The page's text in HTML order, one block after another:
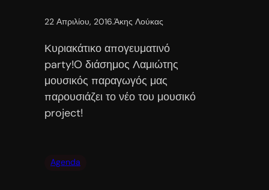
22 Απριλίου, 2016.Άκης Λούκας
Κυριακάτικο απογευματινό
party!O διάσημος Λαμιώτης
μουσικός παραγωγός μας
παρουσιάζει το νέο του μουσικό
project!
Agenda